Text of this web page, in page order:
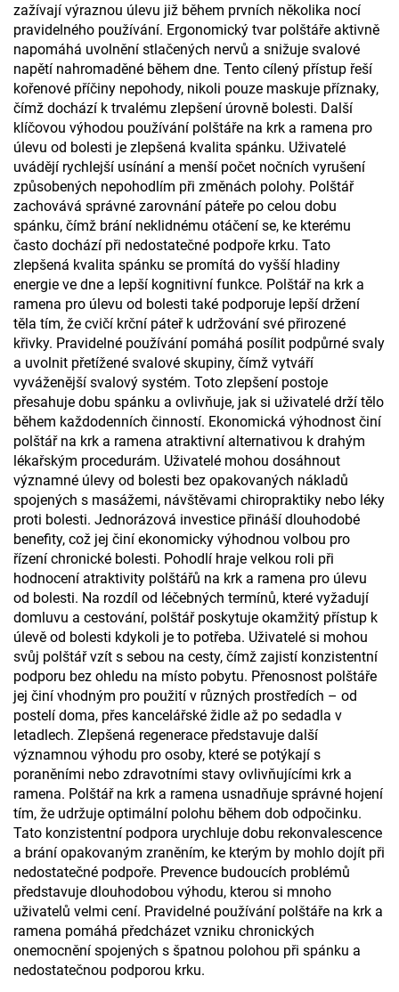
zažívají výraznou úlevu již během prvních několika nocí
pravidelného používání. Ergonomický tvar polštáře aktivně
napomáhá uvolnění stlačených nervů a snižuje svalové
napětí nahromaděné během dne. Tento cílený přístup řeší
kořenové příčiny nepohody, nikoli pouze maskuje příznaky,
čímž dochází k trvalému zlepšení úrovně bolesti. Další
klíčovou výhodou používání polštáře na krk a ramena pro
úlevu od bolesti je zlepšená kvalita spánku. Uživatelé
uvádějí rychlejší usínání a menší počet nočních vyrušení
způsobených nepohodlím při změnách polohy. Polštář
zachovává správné zarovnání páteře po celou dobu
spánku, čímž brání neklidnému otáčení se, ke kterému
často dochází při nedostatečné podpoře krku. Tato
zlepšená kvalita spánku se promítá do vyšší hladiny
energie ve dne a lepší kognitivní funkce. Polštář na krk a
ramena pro úlevu od bolesti také podporuje lepší držení
těla tím, že cvičí krční páteř k udržování své přirozené
křivky. Pravidelné používání pomáhá posílit podpůrné svaly
a uvolnit přetížené svalové skupiny, čímž vytváří
vyváženější svalový systém. Toto zlepšení postoje
přesahuje dobu spánku a ovlivňuje, jak si uživatelé drží tělo
během každodenních činností. Ekonomická výhodnost činí
polštář na krk a ramena atraktivní alternativou k drahým
lékařským procedurám. Uživatelé mohou dosáhnout
významné úlevy od bolesti bez opakovaných nákladů
spojených s masážemi, návštěvami chiropraktiky nebo léky
proti bolesti. Jednorázová investice přináší dlouhodobé
benefity, což jej činí ekonomicky výhodnou volbou pro
řízení chronické bolesti. Pohodlí hraje velkou roli při
hodnocení atraktivity polštářů na krk a ramena pro úlevu
od bolesti. Na rozdíl od léčebných termínů, které vyžadují
domluvu a cestování, polštář poskytuje okamžitý přístup k
úlevě od bolesti kdykoli je to potřeba. Uživatelé si mohou
svůj polštář vzít s sebou na cesty, čímž zajistí konzistentní
podporu bez ohledu na místo pobytu. Přenosnost polštáře
jej činí vhodným pro použití v různých prostředích – od
postelí doma, přes kancelářské židle až po sedadla v
letadlech. Zlepšená regenerace představuje další
významnou výhodu pro osoby, které se potýkají s
poraněními nebo zdravotními stavy ovlivňujícími krk a
ramena. Polštář na krk a ramena usnadňuje správné hojení
tím, že udržuje optimální polohu během dob odpočinku.
Tato konzistentní podpora urychluje dobu rekonvalescence
a brání opakovaným zraněním, ke kterým by mohlo dojít při
nedostatečné podpoře. Prevence budoucích problémů
představuje dlouhodobou výhodu, kterou si mnoho
uživatelů velmi cení. Pravidelné používání polštáře na krk a
ramena pomáhá předcházet vzniku chronických
onemocnění spojených s špatnou polohou při spánku a
nedostatečnou podporou krku.